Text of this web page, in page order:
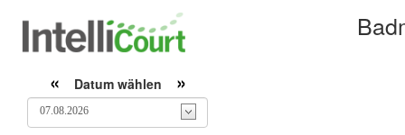
« Datum wählen »